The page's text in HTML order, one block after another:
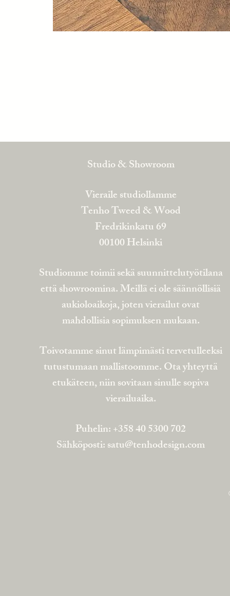
Studio & Showroom
Vieraile studiollamme
Tenho Tweed & Wood
Fredrikinkatu 69
00100 Helsinki
Studiomme toimii sekä suunnittelutyötilana
että showroomina. Meillä ei ole säännöllisiä
aukioloaikoja, joten vierailut ovat
mahdollisia sopimuksen mukaan.
Toivotamme sinut lämpimästi tervetulleeksi
tutustumaan mallistoomme. Ota yhteyttä
etukäteen, niin sovitaan sinulle sopiva
vierailuaika.
Puhelin: +358 40 5300 702
Sähköposti:satu@tenhodesign.com